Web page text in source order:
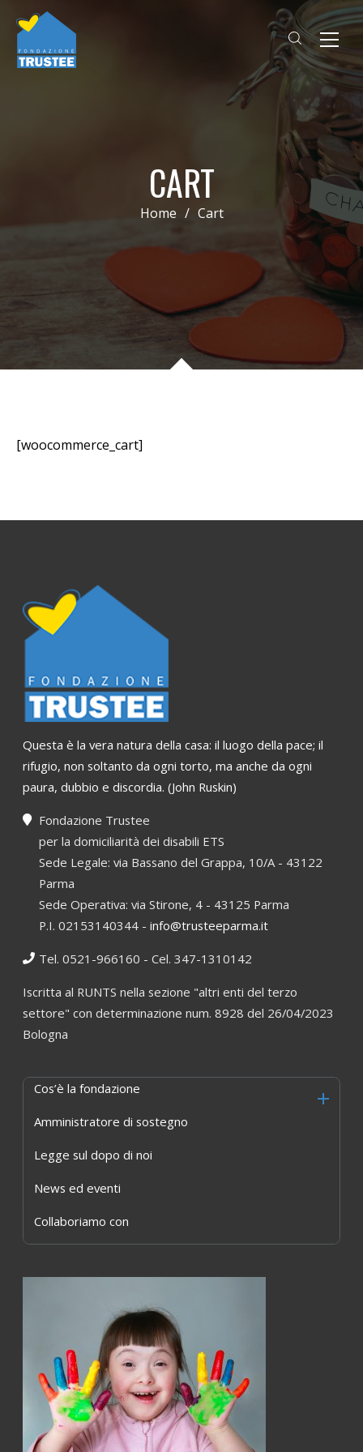
CART
Home / Cart
[woocommerce_cart]
Questa è la vera natura della casa: il luogo della pace; il
rifugio, non soltanto da ogni torto, ma anche da ogni
paura, dubbio e discordia. (John Ruskin)
Fondazione Trustee
per la domiciliarità dei disabili ETS
Sede Legale: via Bassano del Grappa, 10/A - 43122
Parma
Sede Operativa: via Stirone, 4 - 43125 Parma
P.I. 02153140344 - info@trusteeparma.it
Tel. 0521-966160 - Cel. 347-1310142
Iscritta al RUNTS nella sezione "altri enti del terzo
settore" con determinazione num. 8928 del 26/04/2023
Bologna
Cos’è la fondazione
Amministratore di sostegno
Legge sul dopo di noi
News ed eventi
Collaboriamo con